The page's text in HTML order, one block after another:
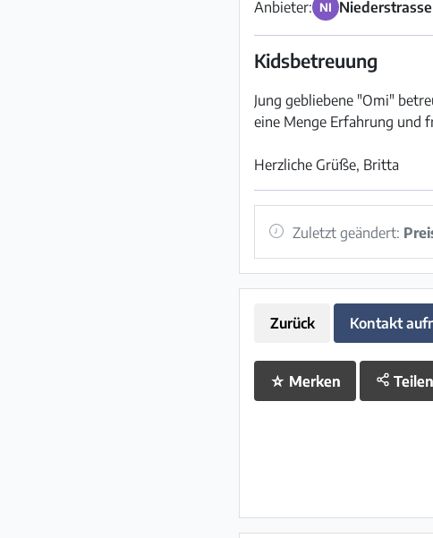
Anbieter: NI
Kidsbetreuung
Jung gebliebene "Omi"
eine Menge Erfahrung und
Herzliche Grüße, Britta
Zuletzt geändert:
Zurück Kontakt
☆ Merken Teilen